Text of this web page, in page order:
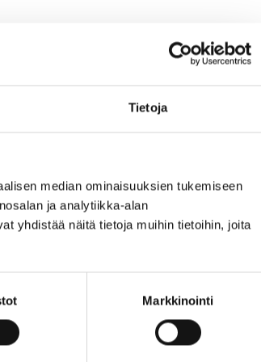
Tietoja
median ominaisuuksien tukemiseen
ja analytiikka-alan
yhdistää näitä tietoja muihin tietoihin, joita
Markkinointi